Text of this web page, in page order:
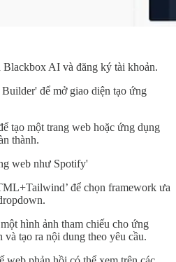
Blackbox AI và đăng ký tài khoản.
để mở giao diện tạo ứng
tạo một trang web hoặc ứng dụng
thành.
web như Spotify'
để chọn framework ưa
hình ảnh tham chiếu cho ứng
và tạo ra nội dung theo yêu cầu.